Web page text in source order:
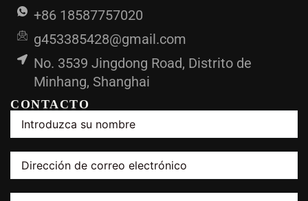
+86 18587757020
g453385428@gmail.com
No. 3539 Jingdong Road, Distrito de
Minhang, Shanghai
CONTACTO